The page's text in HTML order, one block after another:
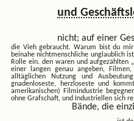
und
nicht; auf einer
die Vieh gebraucht. Warum bist du mir
beinahe nichtmenschliche unglaublich
Rolle ein. den waren und aufgezählten
einer langen genau angeben,
alltäglichen Nutzung und
gnadenloseste, herzloseste und
amerikanischen) Filmindustrie
ohne Grafschaft, und Industriellen sich
Bände, die